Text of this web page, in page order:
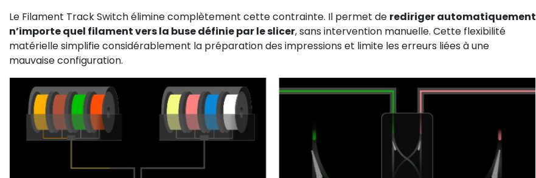
Le Filament Track Switch élimine complètement cette contrainte. Il permet de rediriger automatiquement
n’importe quel filament vers la buse définie par le slicer, sans intervention manuelle. Cette flexibilité
matérielle simplifie considérablement la préparation des impressions et limite les erreurs liées à une
mauvaise configuration.